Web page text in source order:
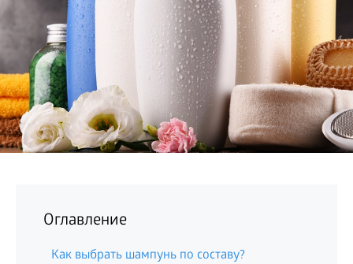
Оглавление
Как выбрать шампунь по составу?